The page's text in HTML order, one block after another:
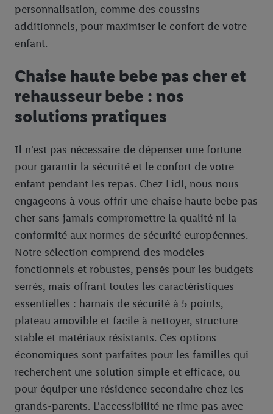
personnalisation, comme des coussins
additionnels, pour maximiser le confort de votre
enfant.
Chaise haute bebe pas cher et
rehausseur bebe : nos
solutions pratiques
Il n'est pas nécessaire de dépenser une fortune
pour garantir la sécurité et le confort de votre
enfant pendant les repas. Chez Lidl, nous nous
engageons à vous offrir une chaise haute bebe pas
cher sans jamais compromettre la qualité ni la
conformité aux normes de sécurité européennes.
Notre sélection comprend des modèles
fonctionnels et robustes, pensés pour les budgets
serrés, mais offrant toutes les caractéristiques
essentielles : harnais de sécurité à 5 points,
plateau amovible et facile à nettoyer, structure
stable et matériaux résistants. Ces options
économiques sont parfaites pour les familles qui
recherchent une solution simple et efficace, ou
pour équiper une résidence secondaire chez les
grands-parents. L'accessibilité ne rime pas avec